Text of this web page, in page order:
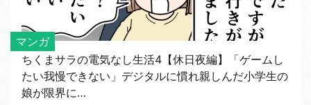
マンガ
ちくまサラの電気なし生活4【休日夜編】「ゲームし
たい我慢できない」デジタルに慣れ親しんだ小学生の
娘が限界に…